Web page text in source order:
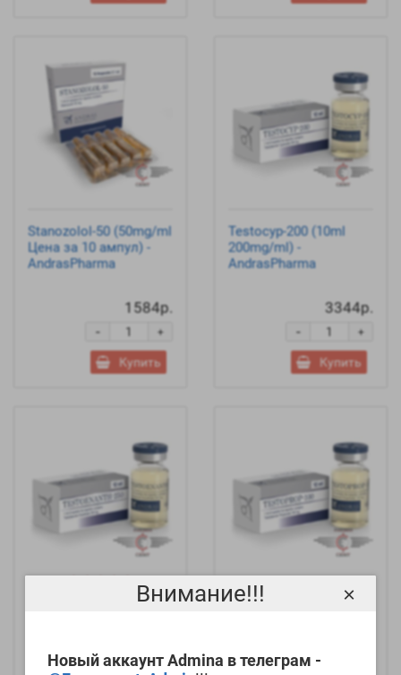
Внимание!!!
Новый аккаунт Admina в телеграм -
×
Stanozolol-50 (50mg/ml
Цена за 10 ампул) -
AndrasPharma
1584р.
+
-
Купить
Testocyp-200 (10ml
200mg/ml) -
AndrasPharma
3344р.
+
-
Купить
Testoenanth-250 (10ml
Testoprop-100 (10ml